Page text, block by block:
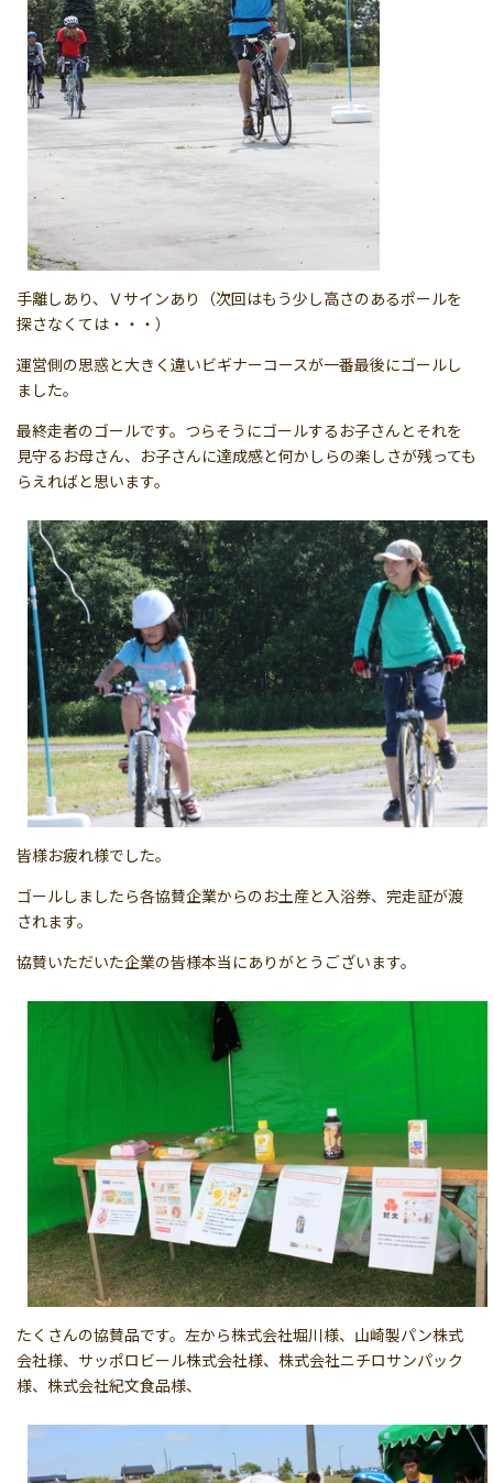
手離しあり、Ｖサインあり（次回はもう少し高さのあるポールを
探さなくては・・・）
運営側の思惑と大きく違いビギナーコースが一番最後にゴールし
ました。
最終走者のゴールです。つらそうにゴールするお子さんとそれを
見守るお母さん、お子さんに達成感と何かしらの楽しさが残っても
らえればと思います。
皆様お疲れ様でした。
ゴールしましたら各協賛企業からのお土産と入浴券、完走証が渡
されます。
協賛いただいた企業の皆様本当にありがとうございます。
たくさんの協賛品です。左から株式会社堀川様、山崎製パン株式
会社様、サッポロビール株式会社様、株式会社ニチロサンパック
様、株式会社紀文食品様、